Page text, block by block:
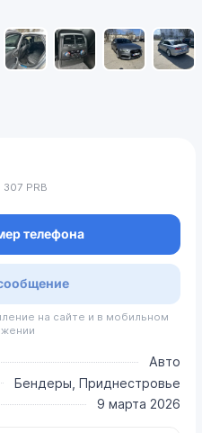
PRB
телефона
на сайте и в мобильном
Авто
Бендеры, Приднестровье
9 марта 2026